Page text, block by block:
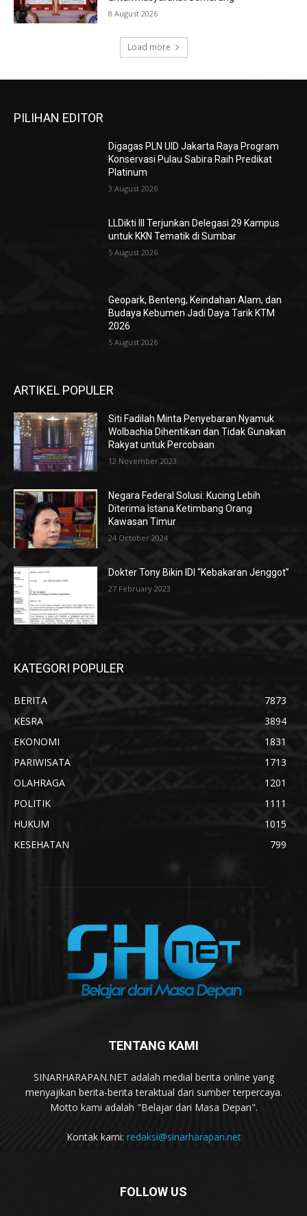
8 August 2026
Load more
PILIHAN EDITOR
Digagas PLN UID Jakarta Raya Program
Konservasi Pulau Sabira Raih Predikat
Platinum
3 August 2026
LLDikti III Terjunkan Delegasi 29 Kampus
untuk KKN Tematik di Sumbar
5 August 2026
Geopark, Benteng, Keindahan Alam, dan
Budaya Kebumen Jadi Daya Tarik KTM
2026
5 August 2026
ARTIKEL POPULER
Siti Fadilah Minta Penyebaran Nyamuk
Wolbachia Dihentikan dan Tidak Gunakan
Rakyat untuk Percobaan
12 November 2023
Negara Federal Solusi: Kucing Lebih
Diterima Istana Ketimbang Orang
Kawasan Timur
24 October 2024
Dokter Tony Bikin IDI “Kebakaran Jenggot”
27 February 2023
KATEGORI POPULER
BERITA
7873
KESRA
3894
EKONOMI
1831
PARIWISATA
1713
OLAHRAGA
1201
POLITIK
1111
HUKUM
1015
KESEHATAN
799
TENTANG KAMI
SINARHARAPAN.NET adalah medial berita online yang
menyajikan berita-berita teraktual dari sumber terpercaya.
Motto kami adalah "Belajar dari Masa Depan".
Kontak kami: redaksi@sinarharapan.net
FOLLOW US